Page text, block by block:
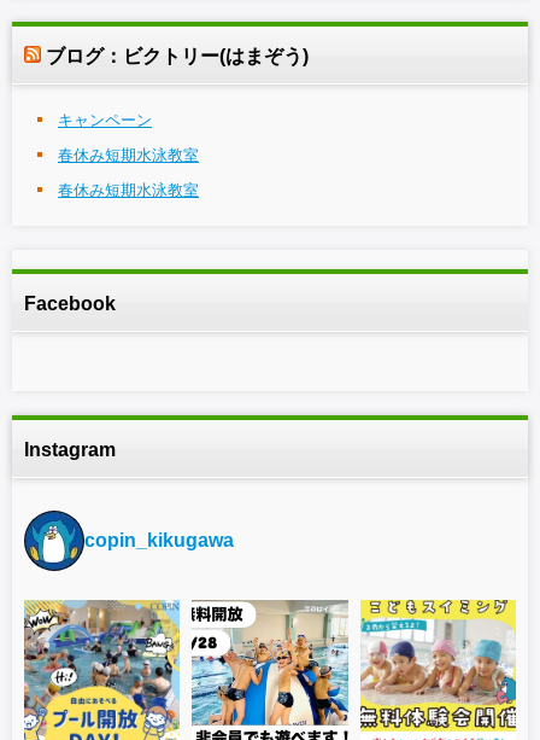
ブログ：ビクトリー(はまぞう)
キャンペーン
春休み短期水泳教室
春休み短期水泳教室
Facebook
Instagram
copin_kikugawa